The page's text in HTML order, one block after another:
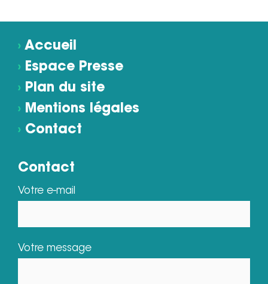
› Accueil
› Espace Presse
› Plan du site
› Mentions légales
› Contact
Contact
Votre e-mail
Votre message